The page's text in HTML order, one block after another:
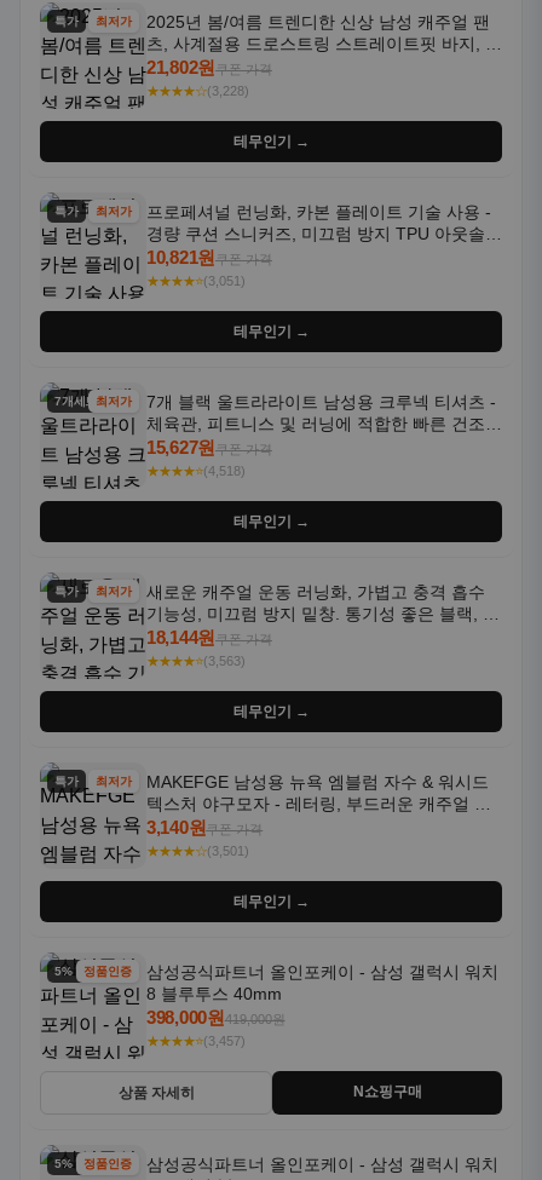
특가 최저가
2025년 봄/여름 트렌디한 신상 남성 캐주얼 팬
츠, 사계절용 드로스트링 스트레이트핏 바지, 한
국 스타일, 활용도 높은 아웃도어 및 정장용, 발
목 바지
21,802원쿠폰 가격
★★★★☆(3,228)
테무인기 →
특가 최저가
프로페셔널 런닝화, 카본 플레이트 기술 사용 -
경량 쿠션 스니커즈, 미끄럼 방지 TPU 아웃솔,
통기성 화이트-퍼플 그라데이션, 헬스, 트레이
닝 - 남성용, 여성용, 모든 계절에 적합
10,821원쿠폰 가격
★★★★⭐(3,051)
테무인기 →
7개세트최저가
7개 블랙 울트라라이트 남성용 크루넥 티셔츠 -
체육관, 피트니스 및 러닝에 적합한 빠른 건조,
통기성 좋은 수분 흡수 반팔 운동복
15,627원쿠폰 가격
★★★★⭐(4,518)
테무인기 →
특가 최저가
새로운 캐주얼 운동 러닝화, 가볍고 충격 흡수
기능성, 미끄럼 방지 밑창. 통기성 좋은 블랙, 화
이트, 퍼플 그라데이션 색상
18,144원쿠폰 가격
★★★★⭐(3,563)
테무인기 →
특가 최저가
MAKEFGE 남성용 뉴욕 엠블럼 자수 & 워시드
텍스처 야구모자 - 레터링, 부드러운 캐주얼 모
자, NYC 스타일
3,140원쿠폰 가격
★★★★☆(3,501)
테무인기 →
5% 할인정품인증
삼성공식파트너 올인포케이 - 삼성 갤럭시 워치
8 블루투스 40mm
398,000원419,000원
★★★★⭐(3,457)
상품 자세히 N쇼핑구매
5% 할인정품인증
삼성공식파트너 올인포케이 - 삼성 갤럭시 워치